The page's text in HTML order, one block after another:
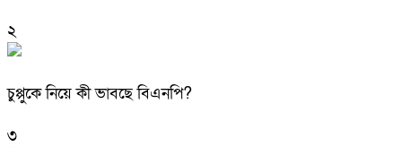
২
চুপ্পুকে নিয়ে কী ভাবছে বিএনপি?
৩